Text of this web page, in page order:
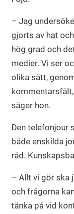
– Jag
gjorts av hat
hög grad och
medier. Vi ser
olika sätt,
säger hon.
Den telefonjour
både enskilda
råd.
– Allt vi gör ska
och frågorna
tänka på vid